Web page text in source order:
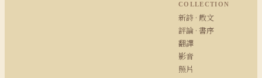
COLLECTION
新詩 · 散文
評論 · 書序
翻譯
影音
照片